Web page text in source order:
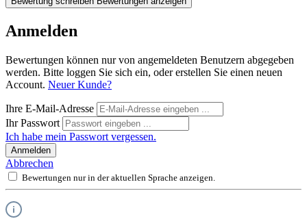
Anmelden
Bewertungen können nur von angemeldeten Benutzern abgegeben
werden. Bitte loggen Sie sich ein, oder erstellen Sie einen neuen
Account. Neuer Kunde?
Ihre E-Mail-Adresse
Ihr Passwort
Ich habe mein Passwort vergessen.
Anmelden
Abbrechen
Bewertungen nur in der aktuellen Sprache anzeigen.